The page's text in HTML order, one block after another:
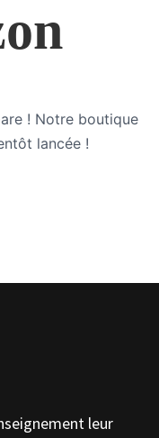
! Notre boutique
lancée !
leur